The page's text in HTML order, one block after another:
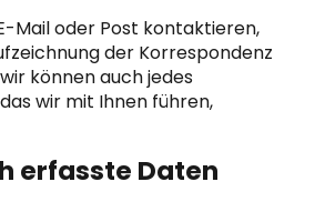
Mail oder Post kontaktieren,
der Korrespondenz
können auch jedes
wir mit Ihnen führen,
erfasste Daten